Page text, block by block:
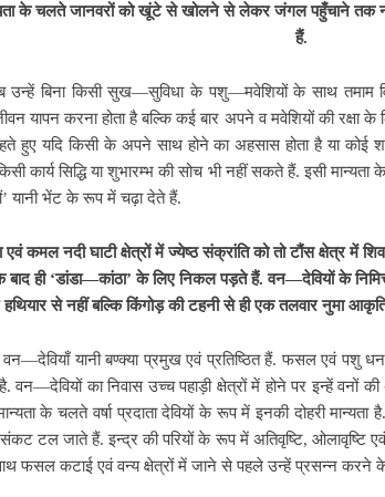
के चलते जानवरों को खूंटे से खोलने से लेकर जंगल पहुँचाने तक
हैं.
बिना किसी सुख—सुविधा के पशु—मवेशियों के साथ तमाम
यापन करना होता है बल्कि कई बार अपने व मवेशियों की रक्षा
हुए यदि किसी के अपने साथ होने का अहसास होता है या कोई
कार्य सिद्धि या शुभारम्भ की सोच भी नहीं सकते हैं. इसी
यानी भेंट के रूप में चढ़ा देते हैं.
एवं कमल नदी घाटी क्षेत्रों में ज्येष्ठ संक्रांति को तो टौंस क्षेत्र में
के बाद ही ‘डांडा—कांठा’ के लिए निकल पड़ते हैं. वन—देवियों के
हथियार से नहीं बल्कि किंगोड़ की टहनी से ही एक तलवार नुमा
यानी बण्क्या प्रमुख एवं प्रतिष्ठित हैं. फसल एवं पशु धन
है. वन—देवियों का निवास उच्च पहाड़ी क्षेत्रों में होने पर इन्हें वनों
के चलते वर्षा प्रदाता देवियों के रूप में इनकी दोहरी
टल जाते हैं. इन्द्र की परियों के रूप में अतिवृष्टि, ओलावृष्टि
फसल कटाई एवं वन्य क्षेत्रों में जाने से पहले उन्हें प्रसन्न